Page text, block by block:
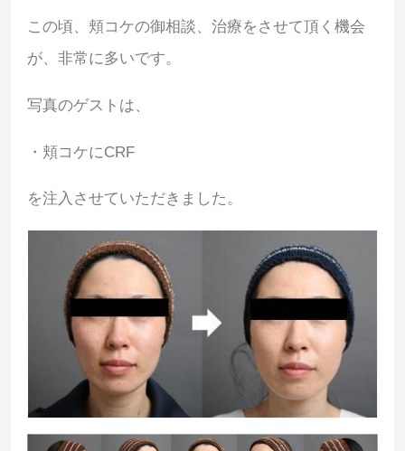
この頃、頬コケの御相談、治療をさせて頂く機会
が、非常に多いです。
写真のゲストは、
・頬コケにCRF
を注入させていただきました。